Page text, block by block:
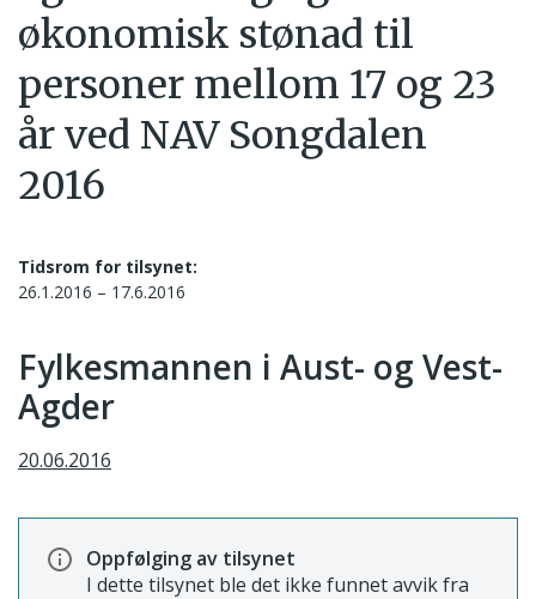
økonomisk stønad til
personer mellom 17 og 23
år ved NAV Songdalen
2016
Tidsrom for tilsynet:
26.1.2016 – 17.6.2016
Fylkesmannen i Aust- og Vest-
Agder
20.06.2016
Oppfølging av tilsynet
I dette tilsynet ble det ikke funnet avvik fra